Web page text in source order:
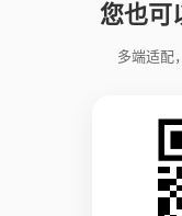
您也可
多端适配